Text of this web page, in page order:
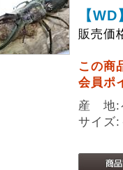
【
販売価
この商
会員ポ
産 地:
サイズ